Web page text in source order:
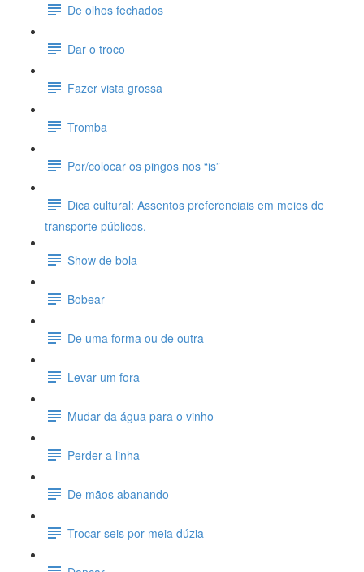
De olhos fechados
Dar o troco
Fazer vista grossa
Tromba
Por/colocar os pingos nos “is”
Dica cultural: Assentos preferenciais em meios de
transporte públicos.
Show de bola
Bobear
De uma forma ou de outra
Levar um fora
Mudar da água para o vinho
Perder a linha
De mãos abanando
Trocar seis por meia dúzia